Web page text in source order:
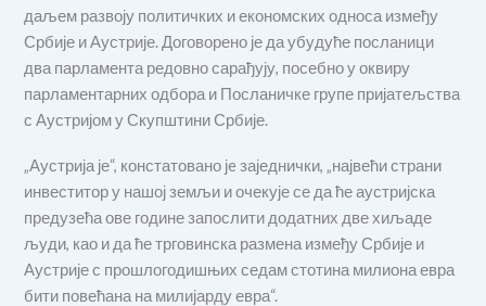
даљем развоју политичких и економских односа између
Србије и Аустрије. Договорено је да убудуће посланици
два парламента редовно сарађују, посебно у оквиру
парламентарних одбора и Посланичке групе пријатељства
с Аустријом у Скупштини Србије.
„Аустрија је“, констатовано јe заједнички, „највећи страни
инвеститор у нашој земљи и очекује се да ће аустријска
предузећа ове године запослити додатних две хиљаде
људи, као и да ће трговинска размена између Србије и
Аустрије с прошлогодишњих седам стотина милиона евра
бити повећана на милијарду евра“.